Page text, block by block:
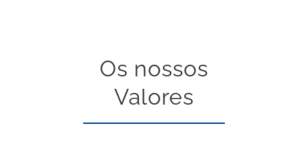
Os nossos
Valores